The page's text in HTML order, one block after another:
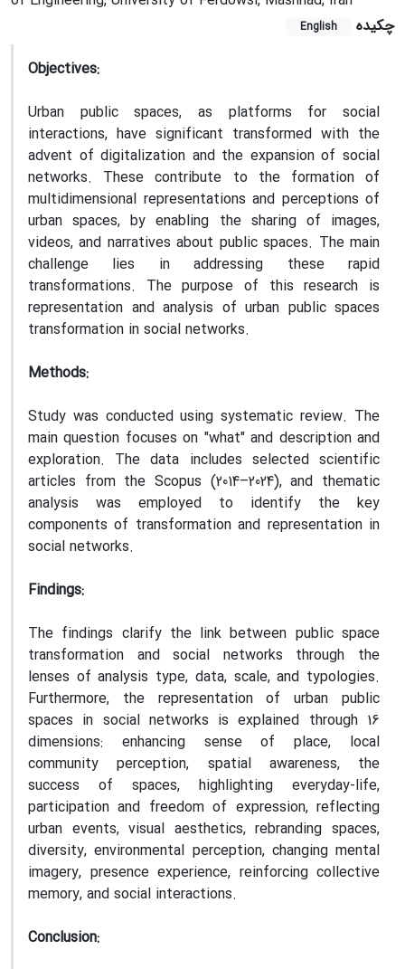
چکیده
English
Objectives:
Urban public spaces, as platforms for social
interactions, have significant transformed with the
advent of digitalization and the expansion of social
networks. These contribute to the formation of
multidimensional representations and perceptions of
urban spaces, by enabling the sharing of images,
videos, and narratives about public spaces. The main
challenge lies in addressing these rapid
transformations. The purpose of this research is
representation and analysis of urban public spaces
transformation in social networks.
Methods:
Study was conducted using systematic review. The
main question focuses on "what" and description and
exploration. The data includes selected scientific
articles from the Scopus (2014–2024), and thematic
analysis was employed to identify the key
components of transformation and representation in
social networks.
Findings:
The findings clarify the link between public space
transformation and social networks through the
lenses of analysis type, data, scale, and typologies.
Furthermore, the representation of urban public
spaces in social networks is explained through 16
dimensions: enhancing sense of place, local
community perception, spatial awareness, the
success of spaces, highlighting everyday-life,
participation and freedom of expression, reflecting
urban events, visual aesthetics, rebranding spaces,
diversity, environmental perception, changing mental
imagery, presence experience, reinforcing collective
memory, and social interactions.
Conclusion: